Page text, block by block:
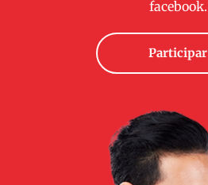
facebook.
Participar